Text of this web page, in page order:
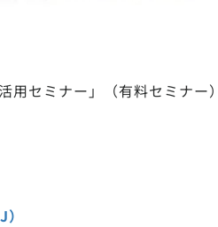
セミナー」（有料セミナー